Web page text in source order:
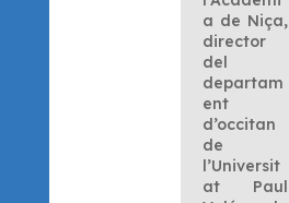
a de Niça,
director
del
departam
ent
d’occitan
de
l’Universit
at Paul